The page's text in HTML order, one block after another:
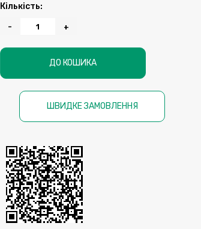
Кількість:
- +
ДО КОШИКА
ШВИДКЕ ЗАМОВЛЕННЯ